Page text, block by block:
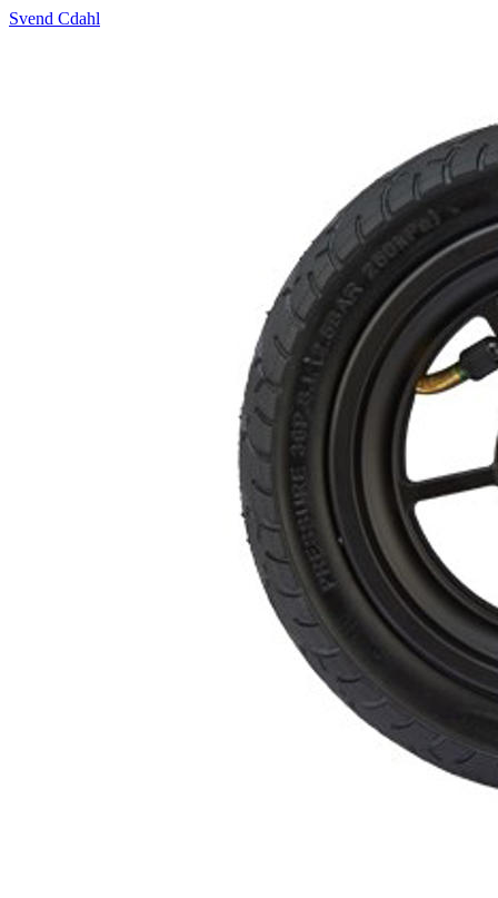
Svend Cdahl